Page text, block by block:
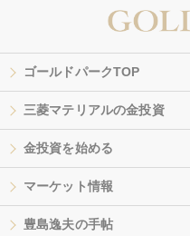
ゴールドパークTOP
三菱マテリアルの金投資
金投資を始める
マーケット情報
豊島逸夫の手帖